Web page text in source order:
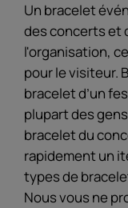
Un bracelet
des concerts et
l'organisation,
pour le visiteur.
bracelet d’un
plupart des
bracelet du
rapidement un
types de
Nous vous ne